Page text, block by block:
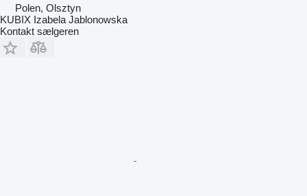
Polen, Olsztyn
KUBIX Izabela Jablonowska
Kontakt sælgeren